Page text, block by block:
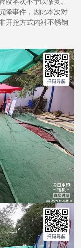
段本次不予以修复。
降事件，因此本次对
开挖方式内衬不锈钢